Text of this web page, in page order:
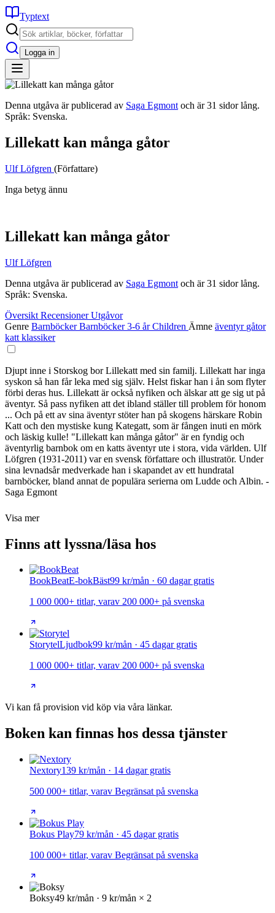
Typtext
Logga in
Denna utgåva är publicerad av Saga Egmont och är 31 sidor lång.
Språk: Svenska.
Lillekatt kan många gåtor
Ulf Löfgren (Författare)
Inga betyg ännu
Lillekatt kan många gåtor
Ulf Löfgren
Denna utgåva är publicerad av Saga Egmont och är 31 sidor lång.
Språk: Svenska.
Översikt RecensionerUtgåvor
Genre BarnböckerBarnböcker 3-6 årChildren Ämne äventyr gåtor
katt klassiker
Djupt inne i Storskog bor Lillekatt med sin familj. Lillekatt har inga
syskon så han får leka med sig själv. Helst fiskar han i ån som flyter
förbi deras hus. Lillekatt är också nyfiken och älskar att ge sig ut på
äventyr. Så pass nyfiken att det ibland ställer till problem för honom
... Och på ett av sina äventyr stöter han på skogens härskare Robin
Katt och den mystiske kung Kategatt, som är fången inuti en mörk
och läskig kulle! "Lillekatt kan många gåtor" är en fyndig och
äventyrlig barnbok om en katts äventyr ute i stora, vida världen. Ulf
Löfgren (1931-2011) var en svensk författare och illustratör. Under
sina levnadsår medverkade han i skapandet av ett hundratal
barnböcker, bland annat de populära serierna om Ludde och Albin. -
Saga Egmont
Visa mer
Finns att lyssna/läsa hos
BookBeatE-bokBäst99 kr/mån · 60 dagar gratis
1 000 000+ titlar, varav 200 000+ på svenska
StorytelLjudbok99 kr/mån · 45 dagar gratis
1 000 000+ titlar, varav 200 000+ på svenska
Vi kan få provision vid köp via våra länkar.
Boken kan finnas hos dessa tjänster
Nextory139 kr/mån · 14 dagar gratis
500 000+ titlar, varav Begränsat på svenska
Bokus Play79 kr/mån · 45 dagar gratis
100 000+ titlar, varav Begränsat på svenska
Boksy49 kr/mån · 9 kr/mån × 2